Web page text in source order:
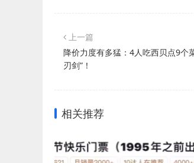
上一篇
降价力度有多猛：4人吃西贝点9个
刃剑”！
相关推荐